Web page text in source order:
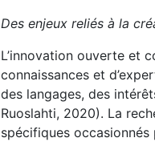
Des enjeux reliés à la
L’innovation ouverte et
connaissances et
des langages, des
Ruoslahti, 2020). La
spécifiques